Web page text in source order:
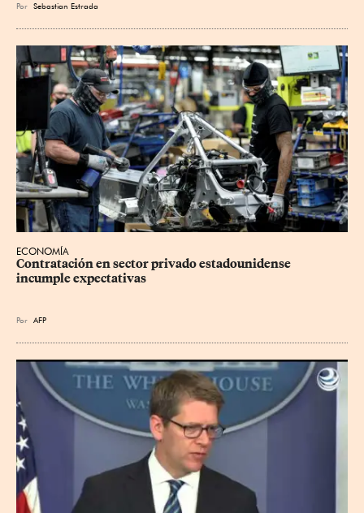
Por Sebastian Estrada
ECONOMÍA
Contratación en sector privado estadounidense
incumple expectativas
Por AFP